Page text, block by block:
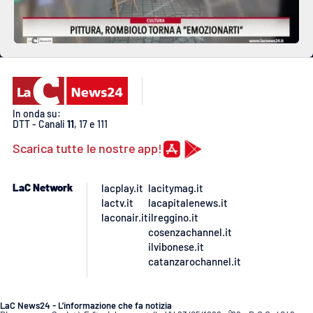
In onda su:
DTT - Canali 11, 17 e 111
Scarica tutte le nostre app!
LaC Network
lacplay.it
lactv.it
laconair.it
lacitymag.it
lacapitalenews.it
ilreggino.it
cosenzachannel.it
ilvibonese.it
catanzarochannel.it
LaC News24 - L’informazione che fa notizia